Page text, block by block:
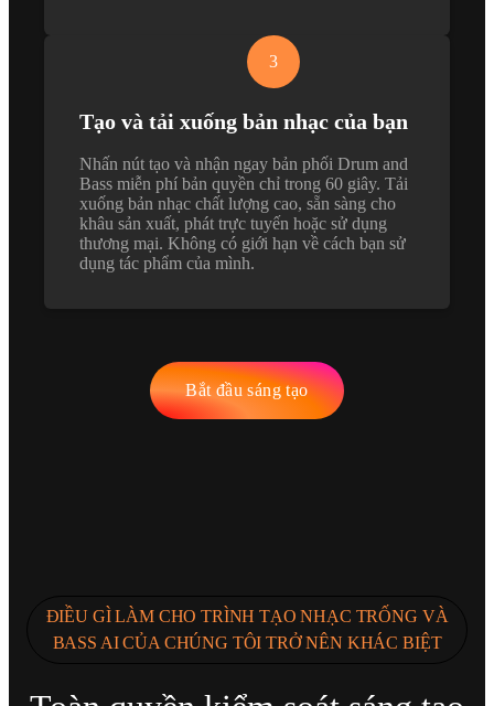
3
Tạo và tải xuống bản nhạc của bạn
Nhấn nút tạo và nhận ngay bản phối Drum and
Bass miễn phí bản quyền chỉ trong 60 giây. Tải
xuống bản nhạc chất lượng cao, sẵn sàng cho
khâu sản xuất, phát trực tuyến hoặc sử dụng
thương mại. Không có giới hạn về cách bạn sử
dụng tác phẩm của mình.
Bắt đầu sáng tạo
ĐIỀU GÌ LÀM CHO TRÌNH TẠO NHẠC TRỐNG VÀ
BASS AI CỦA CHÚNG TÔI TRỞ NÊN KHÁC BIỆT